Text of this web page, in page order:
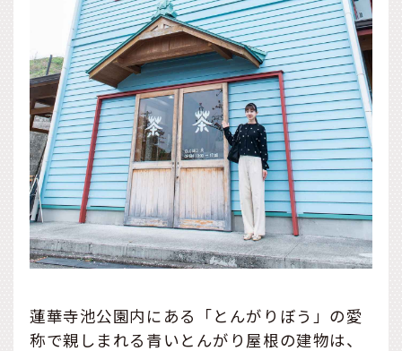
蓮華寺池公園内にある「とんがりぼう」の愛
称で親しまれる青いとんがり屋根の建物は、